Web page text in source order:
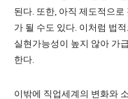
된다. 또한, 아직 제도적으로
가 될 수도 있다. 이처럼 법
실현가능성이 높지 않아 가
한다.
이밖에 직업세계의 변화와